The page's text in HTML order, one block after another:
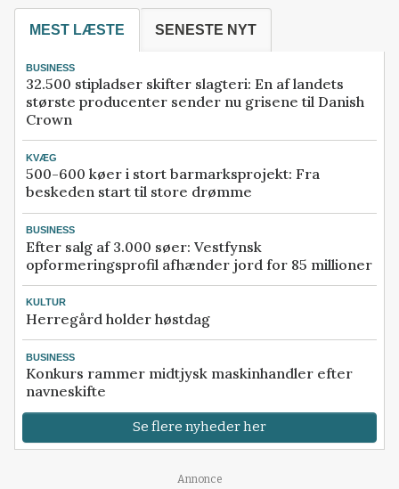
MEST LÆSTE SENESTE NYT
BUSINESS
32.500 stipladser skifter slagteri: En af landets
største producenter sender nu grisene til Danish
Crown
KVÆG
500-600 køer i stort barmarksprojekt: Fra
beskeden start til store drømme
BUSINESS
Efter salg af 3.000 søer: Vestfynsk
opformeringsprofil afhænder jord for 85 millioner
KULTUR
Herregård holder høstdag
BUSINESS
Konkurs rammer midtjysk maskinhandler efter
navneskifte
Se flere nyheder her
Annonce